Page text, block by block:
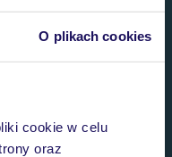
O plikach cookies
cookie w celu
oraz